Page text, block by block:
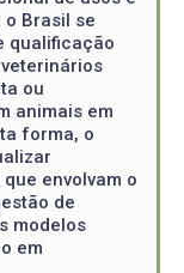
Brasil se
qualificação
ou
animais em
forma, o
envolvam o
de
modelos
em